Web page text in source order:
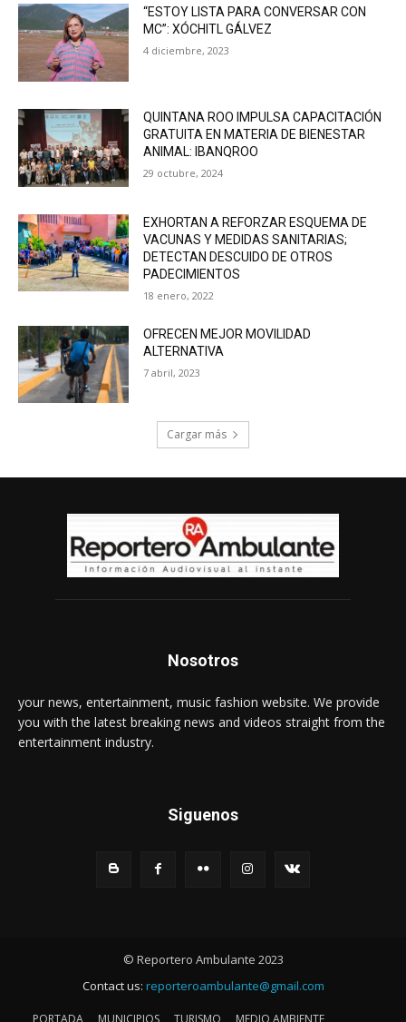
“ESTOY LISTA PARA CONVERSAR CON
MC”: XÓCHITL GÁLVEZ
4 diciembre, 2023
QUINTANA ROO IMPULSA CAPACITACIÓN
GRATUITA EN MATERIA DE BIENESTAR
ANIMAL: IBANQROO
29 octubre, 2024
EXHORTAN A REFORZAR ESQUEMA DE
VACUNAS Y MEDIDAS SANITARIAS;
DETECTAN DESCUIDO DE OTROS
PADECIMIENTOS
18 enero, 2022
OFRECEN MEJOR MOVILIDAD
ALTERNATIVA
7 abril, 2023
Cargar más
Nosotros
your news, entertainment, music fashion website. We provide
you with the latest breaking news and videos straight from the
entertainment industry.
Siguenos
© Reportero Ambulante 2023
Contact us: reporteroambulante@gmail.com
PORTADA MUNICIPIOS TURISMO MEDIO AMBIENTE